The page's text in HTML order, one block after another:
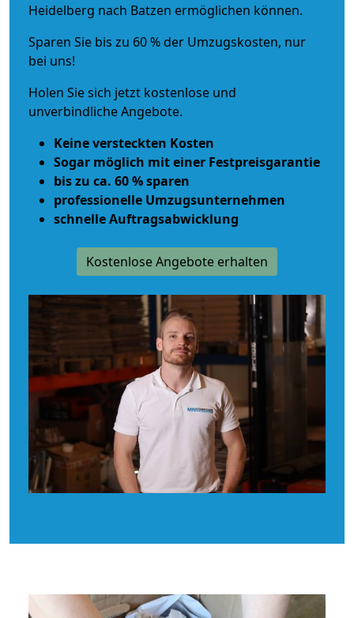
Heidelberg nach Batzen ermöglichen können.
Sparen Sie bis zu 60 % der Umzugskosten, nur
bei uns!
Holen Sie sich jetzt kostenlose und
unverbindliche Angebote.
Keine versteckten Kosten
Sogar möglich mit einer Festpreisgarantie
bis zu ca. 60 % sparen
professionelle Umzugsunternehmen
schnelle Auftragsabwicklung
Kostenlose Angebote erhalten